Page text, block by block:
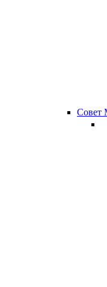
Совет